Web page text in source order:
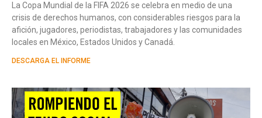
La Copa Mundial de la FIFA 2026 se celebra en medio de una
crisis de derechos humanos, con considerables riesgos para la
afición, jugadores, periodistas, trabajadores y las comunidades
locales en México, Estados Unidos y Canadá.
DESCARGA EL INFORME